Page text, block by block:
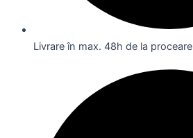
Livrare în max. 48h de la proceare